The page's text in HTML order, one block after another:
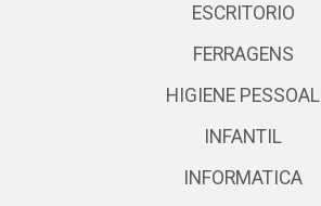
ESCRITORIO
FERRAGENS
HIGIENE PESSOAL
INFANTIL
INFORMATICA